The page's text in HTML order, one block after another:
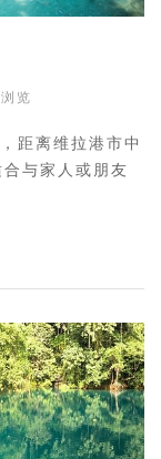
览
距离维拉港市中
与家人或朋友